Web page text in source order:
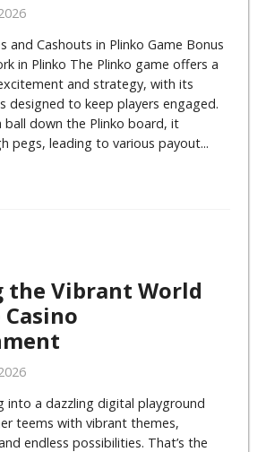
and Cashouts in Plinko Game Bonus
in Plinko The Plinko game offers a
and strategy, with its
designed to keep players engaged.
ball down the Plinko board, it
pegs, leading to various payout...
the Vibrant World
into a dazzling digital playground
teems with vibrant themes,
endless possibilities. That’s the